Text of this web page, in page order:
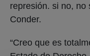
represión. si no, no
Conder.
“Creo que es